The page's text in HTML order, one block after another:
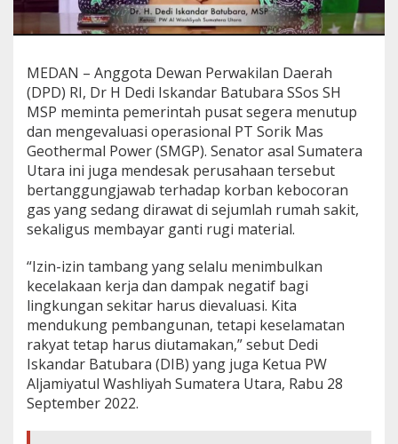
m
e
n
t
a
h
P
u
s
a
T
u
u
p
d
a
n
E
v
a
l
u
MEDAN – Anggota Dewan Perwakilan Daerah
(DPD) RI, Dr H Dedi Iskandar Batubara SSos SH
MSP meminta pemerintah pusat segera menutup
dan mengevaluasi operasional PT Sorik Mas
Geothermal Power (SMGP). Senator asal Sumatera
Utara ini juga mendesak perusahaan tersebut
bertanggungjawab terhadap korban kebocoran
gas yang sedang dirawat di sejumlah rumah sakit,
sekaligus membayar ganti rugi material.
“Izin-izin tambang yang selalu menimbulkan
kecelakaan kerja dan dampak negatif bagi
lingkungan sekitar harus dievaluasi. Kita
mendukung pembangunan, tetapi keselamatan
rakyat tetap harus diutamakan,” sebut Dedi
Iskandar Batubara (DIB) yang juga Ketua PW
Aljamiyatul Washliyah Sumatera Utara, Rabu 28
September 2022.